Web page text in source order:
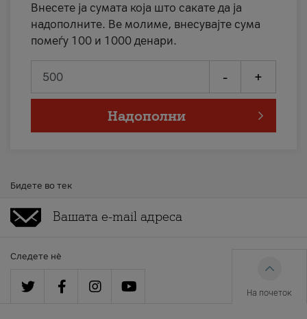
Внесете ја сумата која што сакате да ја
надополните. Ве молиме, внесувајте сума
помеѓу 100 и 1000 денари.
- +
Надополни
Бидете во тек
Следете нè
На почеток